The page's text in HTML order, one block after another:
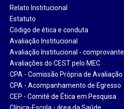
Relato Institucional
Estatuto
Código de ética e conduta
Avaliação Institucional
Avaliação Institucional - comprovante
Avaliações do CEST pelo MEC
CPA - Comissão Própria de Avaliação
CPA - Acompanhamento de Egresso
CEP - Comitê de Ética em Pesquisa